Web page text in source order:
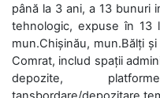
până la 3 ani, a 13 bunuri
tehnologic, expuse în 13
mun.Chișinău, mun.Bălți
Comrat, includ spații
depozite,